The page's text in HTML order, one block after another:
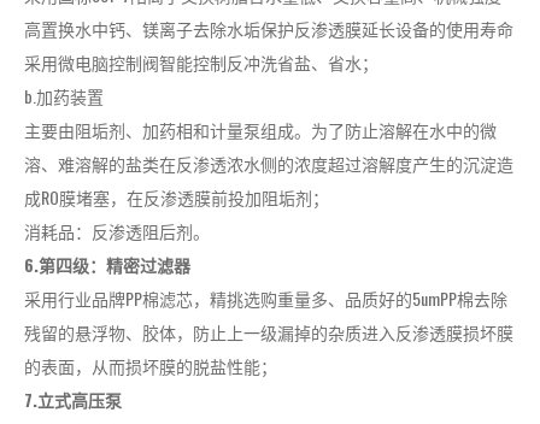
高置换水中钙、镁离子去除水垢保护反渗透膜延长设备的使用寿命
采用微电脑控制阀智能控制反冲洗省盐、省水；
b.加药装置
主要由阻垢剂、加药相和计量泵组成。为了防止溶解在水中的微
溶、难溶解的盐类在反渗透浓水侧的浓度超过溶解度产生的沉淀造
成RO膜堵塞，在反渗透膜前投加阻垢剂；
消耗品：反渗透阻后剂。
6.第四级：精密过滤器
采用行业品牌PP棉滤芯，精挑选购重量多、品质好的5umPP棉去除
残留的悬浮物、胶体，防止上一级漏掉的杂质进入反渗透膜损坏膜
的表面，从而损坏膜的脱盐性能；
7.立式高压泵